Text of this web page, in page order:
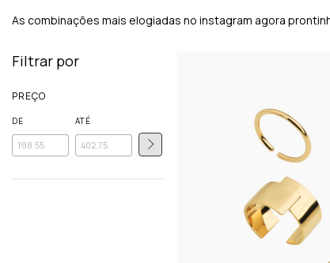
As combinações mais elogiadas no instagram agora
Filtrar por
PREÇO
DE ATÉ